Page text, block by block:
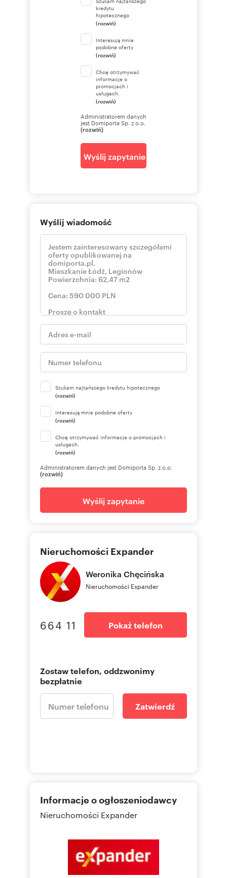
kredytu
hipotecznego
(rozwiń)
Interesują mnie
podobne oferty
(rozwiń)
Chcę otrzymywać
informacje o
promocjach i
usługach.
(rozwiń)
Administratorem danych
jest Domiporta Sp. z o.o.
(rozwiń)
Wyślij zapytanie
Wyślij wiadomość
Szukam najtańszego kredytu hipotecznego
(rozwiń)
Interesują mnie podobne oferty
(rozwiń)
Chcę otrzymywać informacje o promocjach i
usługach.
(rozwiń)
Administratorem danych jest Domiporta Sp. z o.o.
(rozwiń)
Wyślij zapytanie
Nieruchomości Expander
Weronika Chęcińska
Nieruchomości Expander
664 11 Pokaż telefon
Zostaw telefon, oddzwonimy
bezpłatnie
Zatwierdź
Informacje o ogłoszeniodawcy
Nieruchomości Expander